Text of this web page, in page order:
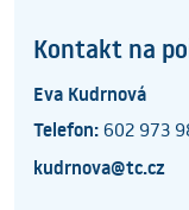
Kontakt na
Eva Kudrnová
Telefon: 602 973
kudrnova@tc.cz